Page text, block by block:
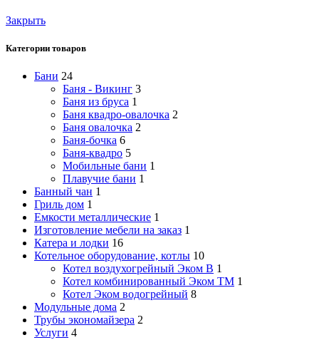
Закрыть
Категории товаров
Бани 24
Баня - Викинг 3
Баня из бруса 1
Баня квадро-овалочка 2
Баня овалочка 2
Баня-бочка 6
Баня-квадро 5
Мобильные бани 1
Плавучие бани 1
Банный чан 1
Гриль дом 1
Емкости металлические 1
Изготовление мебели на заказ 1
Катера и лодки 16
Котельное оборудование, котлы 10
Котел воздухогрейный Эком В 1
Котел комбинированный Эком ТМ 1
Котел Эком водогрейный 8
Модульные дома 2
Трубы экономайзера 2
Услуги 4